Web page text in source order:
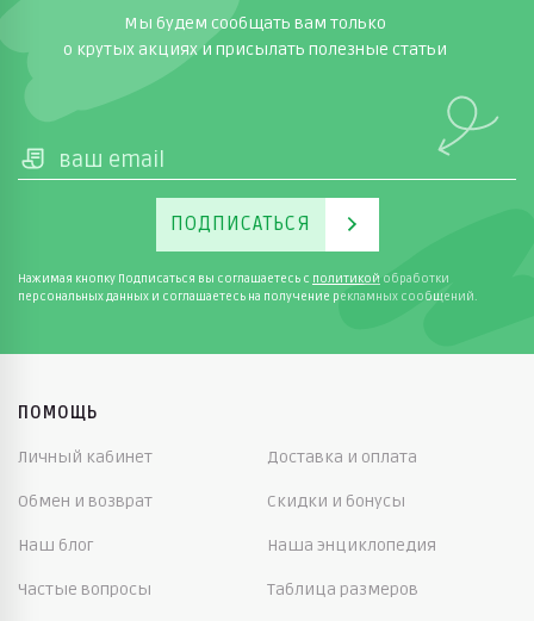
Мы будем сообщать вам только
о крутых акциях и присылать полезные статьи
ПОДПИСАТЬСЯ
Нажимая кнопку Подписаться вы соглашаетесь с политикой обработки
персональных данных и соглашаетесь на получение рекламных сообщений.
ПОМОЩЬ
Личный кабинет Доставка и оплата
Обмен и возврат Скидки и бонусы
Наш блог Наша энциклопедия
Частые вопросы Таблица размеров